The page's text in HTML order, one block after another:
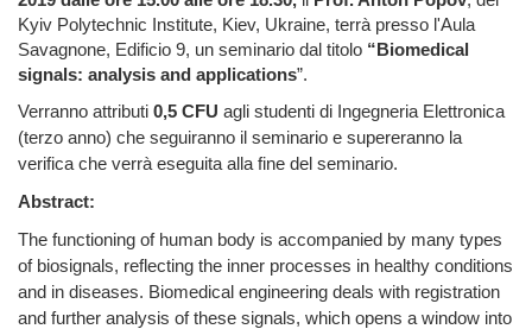
Kyiv Polytechnic Institute, Kiev, Ukraine, terrà presso l'Aula
Savagnone, Edificio 9, un seminario dal titolo “Biomedical
signals: analysis and applications”.
Verranno attributi 0,5 CFU agli studenti di Ingegneria Elettronica
(terzo anno) che seguiranno il seminario e supereranno la
verifica che verrà eseguita alla fine del seminario.
Abstract:
The functioning of human body is accompanied by many types
of biosignals, reflecting the inner processes in healthy conditions
and in diseases. Biomedical engineering deals with registration
and further analysis of these signals, which opens a window into